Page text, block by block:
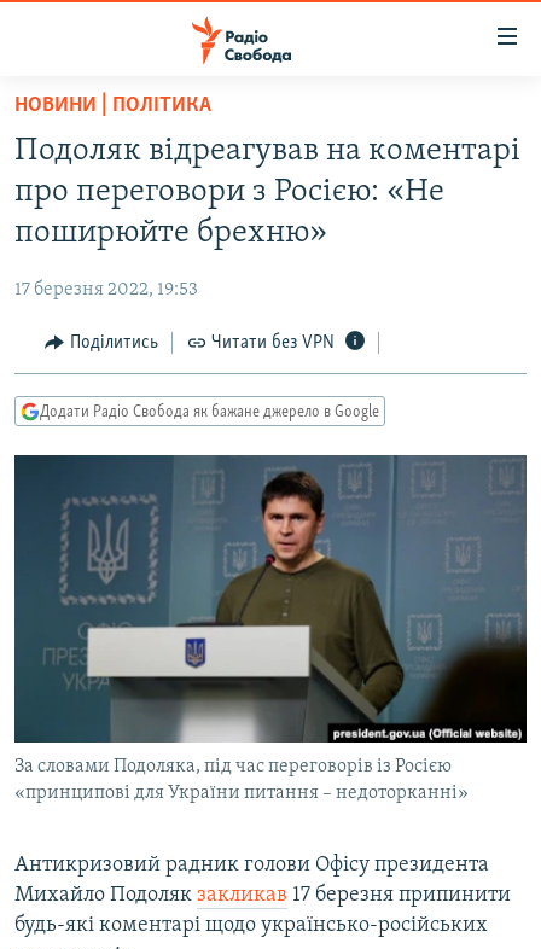
Перейти
основного
матеріалу
Перейти
до
основної
навігації
Перейти
до
пошуку
ВСЕ ЗА ДОБУ
СТАТТІ
ЕКОНОМІКА
СУСПІЛЬСТВО
СВІТ
РОСІЙСЬКА «ФІЛЬТРАЦІЯ»
ДОНБАС.РЕАЛІЇ
ТИ ЯК?
КИТАЙ.ВИКЛИКИ
МУЛЬТИМЕДІА
ФОТО
СПЕЦПРОЄКТИ
ПОДКАСТИ
КРИМ РЕАЛІЇ
РУС
КТАТ
ДОЛУЧАЙСЯ!
НОВИНИ | ПОЛІТИКА
Подоляк відреагував на коментарі
про переговори з Росією: «Не
поширюйте брехню»
17 березня 2022, 19:53
Поділитись Читати без VPN
Додати Радіо Свобода як бажане джерело в Google
За словами Подоляка, під час переговорів із Росією
«принципові для України питання – недоторканні»
Антикризовий радник голови Офісу президента
Михайло Подоляк закликав 17 березня припинити
будь-які коментарі щодо українсько-російських